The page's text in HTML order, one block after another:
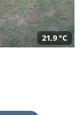
21,9 °C